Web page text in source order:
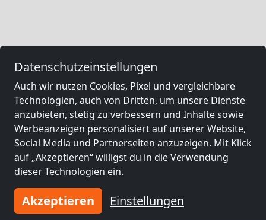
Datenschutzeinstellungen
Auch wir nutzen Cookies, Pixel und vergleichbare
Technologien, auch von Dritten, um unsere Dienste
anzubieten, stetig zu verbessern und Inhalte sowie
Werbeanzeigen personalisiert auf unserer Website,
Social Media und Partnerseiten anzuzeigen. Mit Klick
auf „Akzeptieren“ willigst du in die Verwendung
dieser Technologien ein.
Akzeptieren Einstellungen